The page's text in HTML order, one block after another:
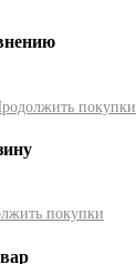
покупки
покупки